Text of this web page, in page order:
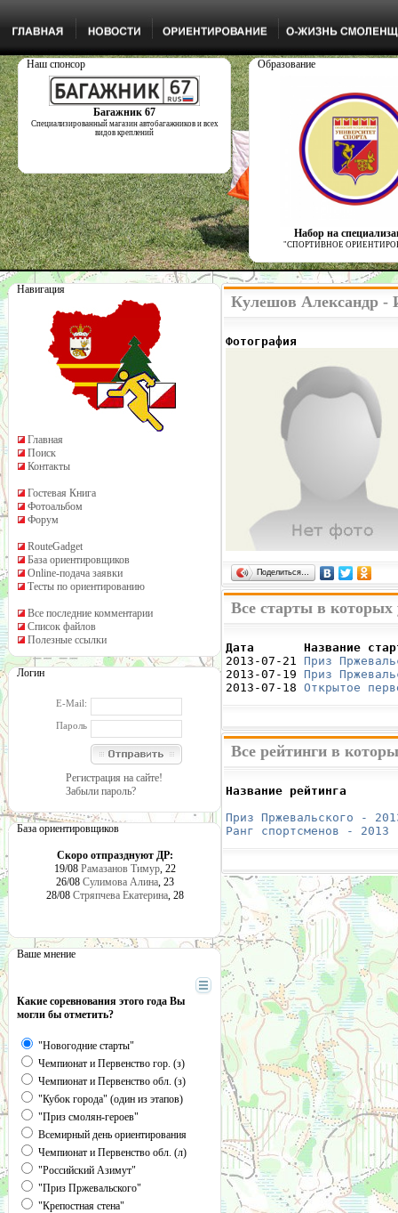
Наш спонсор
Багажник 67
Специализированный магазин автобагажников и всех
видов креплений
Образование
Набор на
"СПОРТИВНОЕ
Навигация
Главная
Поиск
Контакты
Гостевая Книга
Фотоальбом
Форум
RouteGadget
База ориентировщиков
Online-подача заявки
Тесты по ориентированию
Все последние комментарии
Список файлов
Полезные ссылки
Логин
E-Mail:
Пароль
Регистрация на сайте!
Забыли пароль?
База ориентировщиков
Скоро отпразднуют ДР:
19/08 Рамазанов Тимур, 22
26/08 Сулимова Алина, 23
28/08 Стряпчева Екатерина, 28
Ваше мнение
Какие соревнования этого года Вы
могли бы отметить?
"Новогодние старты"
Чемпионат и Первенство гор. (з)
Чемпионат и Первенство обл. (з)
"Кубок города" (один из этапов)
"Приз смолян-героев"
Всемирный день ориентирования
Чемпионат и Первенство обл. (л)
"Российский Азимут"
"Приз Пржевальского"
"Крепостная стена"
Кулешов Александр -
Фотография
Поделиться…
Все старты в
Дата       Название
2013-07-21 Приз
2013-07-19 Приз
2013-07-18 Открытое
Все рейтинги в
Название рейтинга
Приз Пржевальского -
Ранг спортсменов - 2013